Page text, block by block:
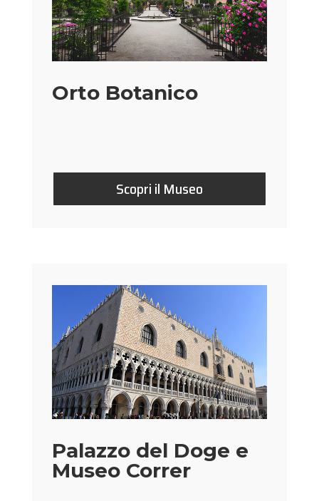
Orto Botanico
Scopri il Museo
Palazzo del Doge e
Museo Correr